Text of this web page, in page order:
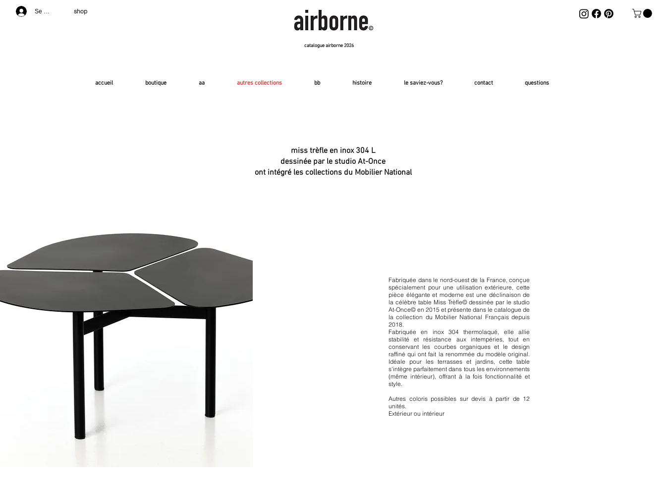
Se connecter shop
catalogue airborne 2026
accueil boutique aa autres collections bb histoire le saviez-vous? contact questions
miss trèfle en inox 304 L
dessinée par le studio At-Once
ont intégré les collections du Mobilier National
Fabriquée dans le nord-ouest de la France, conçue
spécialement pour une utilisation extérieure, cette
pièce élégante et moderne est une déclinaison de
la célèbre table Miss Trèfle© dessinée par le studio
At-Once© en 2015 et présente dans le catalogue de
la collection du Mobilier National Français depuis
2018.
Fabriquée en inox 304 thermolaqué, elle allie
stabilité et résistance aux intempéries, tout en
conservant les courbes organiques et le design
raffiné qui ont fait la renommée du modèle original.
Idéale pour les terrasses et jardins, cette table
s'intègre parfaitement dans tous les environnements
(même intérieur), offrant à la fois fonctionnalité et
style.
Autres coloris possibles sur devis à partir de 12
unités.
Extérieur ou intérieur